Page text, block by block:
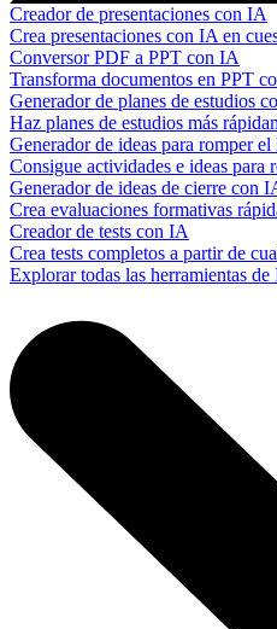
Creador de presentaciones con IA
Crea presentaciones con IA en
Conversor PDF a PPT con IA
Transforma documentos en PPT
Generador de planes de estudios
Haz planes de estudios más
Generador de ideas para romper el
Consigue actividades e ideas para
Generador de ideas de cierre con
Crea evaluaciones formativas
Creador de tests con IA
Crea tests completos a partir de
Explorar todas las herramientas de